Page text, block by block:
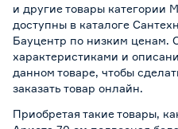
и другие товары категории
доступны в каталоге
Бауцентр по низким ценам.
характеристиками и
данном товаре, чтобы
заказать товар онлайн.
Приобретая такие товары,